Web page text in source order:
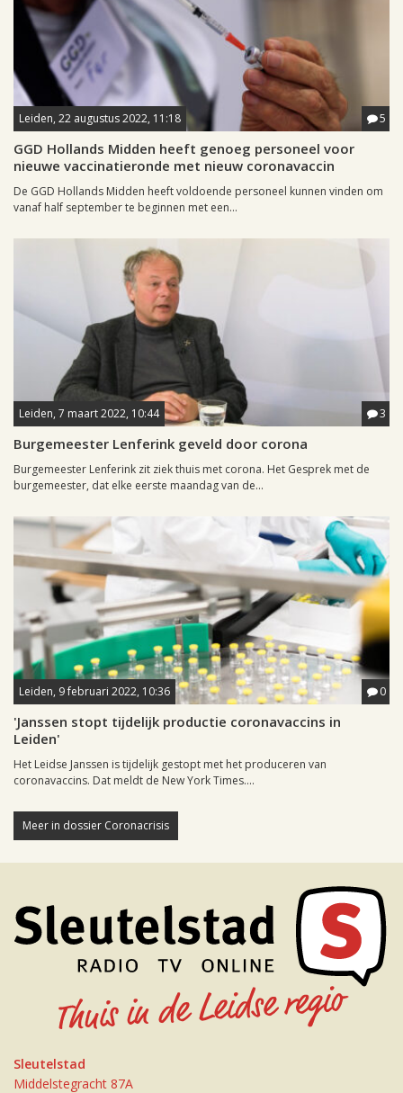
Leiden, 22 augustus 2022, 11:18 5
GGD Hollands Midden heeft genoeg personeel voor
nieuwe vaccinatieronde met nieuw coronavaccin
De GGD Hollands Midden heeft voldoende personeel kunnen vinden om
vanaf half september te beginnen met een...
Leiden, 7 maart 2022, 10:44 3
Burgemeester Lenferink geveld door corona
Burgemeester Lenferink zit ziek thuis met corona. Het Gesprek met de
burgemeester, dat elke eerste maandag van de...
Leiden, 9 februari 2022, 10:36 0
'Janssen stopt tijdelijk productie coronavaccins in
Leiden'
Het Leidse Janssen is tijdelijk gestopt met het produceren van
coronavaccins. Dat meldt de New York Times....
Meer in dossier Coronacrisis
Sleutelstad
Middelstegracht 87A